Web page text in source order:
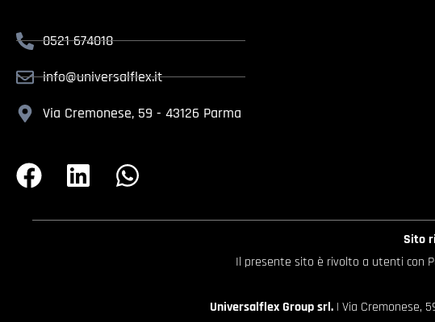
0521 674018
info@universalflex.it
Via Cremonese, 59 - 43126 Parma
Sito
Il presente sito è rivolto a utenti con
Universalflex Group srl.| Via Cremonese,